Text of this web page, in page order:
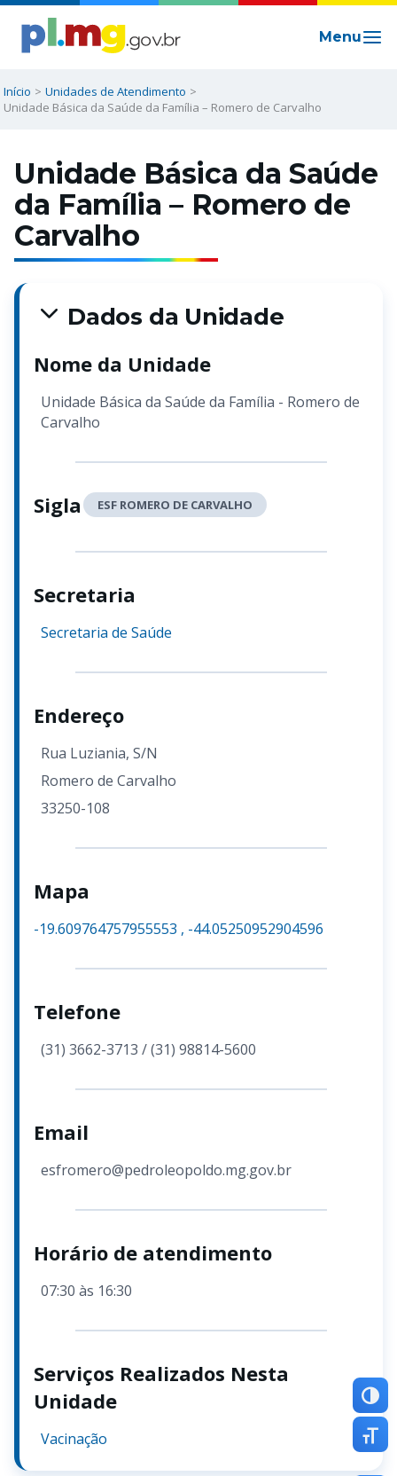
Início
Unidades de Atendimento
Unidade Básica da Saúde da Família – Romero de Carvalho
Unidade Básica da Saúde
da Família – Romero de
Carvalho
Dados da Unidade
Nome da Unidade
Unidade Básica da Saúde da Família - Romero de
Carvalho
Sigla ESF ROMERO DE CARVALHO
Secretaria
Secretaria de Saúde
Endereço
Rua Luziania, S/N
Romero de Carvalho
33250-108
Mapa
-19.609764757955553 , -44.05250952904596
Telefone
(31) 3662-3713 / (31) 98814-5600
Email
esfromero@pedroleopoldo.mg.gov.br
Horário de atendimento
07:30 às 16:30
Serviços Realizados Nesta
Unidade
Vacinação